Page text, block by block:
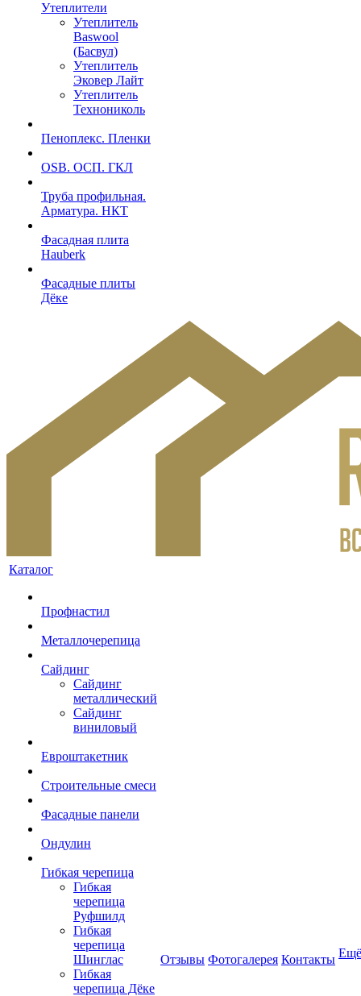
Утеплители
Утеплитель
Baswool
(Басвул)
Утеплитель
Эковер Лайт
Утеплитель
Технониколь
Пеноплекс. Пленки
OSB. ОСП. ГКЛ
Труба профильная.
Арматура. НКТ
Фасадная плита
Hauberk
Фасадные плиты
Дёке
Каталог
Профнастил
Металлочерепица
Сайдинг
Сайдинг
металлический
Сайдинг
виниловый
Евроштакетник
Строительные смеси
Фасадные панели
Ондулин
Гибкая черепица
Гибкая
черепица
Руфшилд
Гибкая
черепица
Шинглас
Гибкая
черепица Дёке
Отзывы Фотогалерея Контакты Ещё